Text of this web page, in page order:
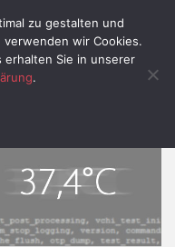
zu gestalten und
wir Cookies.
erhalten Sie in unserer
.